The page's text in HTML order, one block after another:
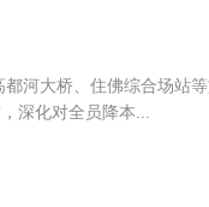
河大桥、住佛综合场站
深化对全员降本...